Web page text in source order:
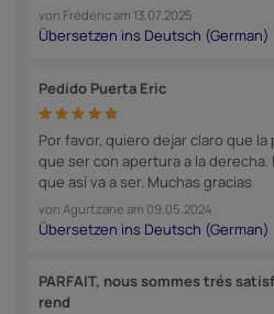
von Frédéricam 13.07.2025
Pedido Puerta Eric
Por favor, quiero dejar claro que
que ser con apertura a la
que así va a ser. Muchas gracias
von Agurtzane am 09.05.2024
PARFAIT, nous sommes trés
rend